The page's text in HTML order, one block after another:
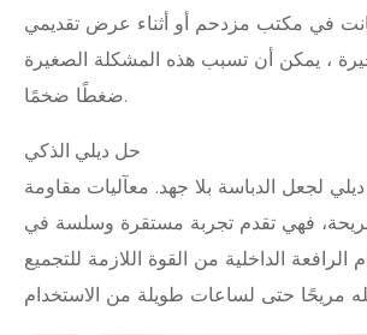
في مكتب مزدحم أو أثناء عرض تقديمي
، يمكن أن تسبب هذه المشكلة الصغيرة
ضغطًا ضخمًا.
حل ديلي الذكي
لجعل الدباسة بلا جهد. معآليات مقاومة
، فهي تقدم تجربة مستقرة وسلسة في
الداخلية من القوة اللازمة للتجميع